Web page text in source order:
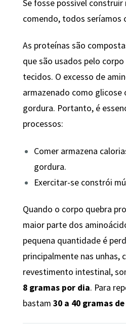
Se fosse possível construir
comendo, todos seríamos
As proteínas são
que são usados pelo
tecidos. O excesso de
armazenado como glicose
gordura. Portanto, é
processos:
Comer armazena
gordura.
Exercitar-se constrói
Quando o corpo quebra
maior parte dos
pequena quantidade é
principalmente nas unhas,
revestimento intestinal,
8 gramas por dia. Para
bastam 30 a 40 gramas